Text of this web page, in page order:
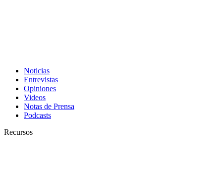
Noticias
Entrevistas
Opiniones
Videos
Notas de Prensa
Podcasts
Recursos